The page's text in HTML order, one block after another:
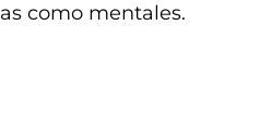
como mentales.